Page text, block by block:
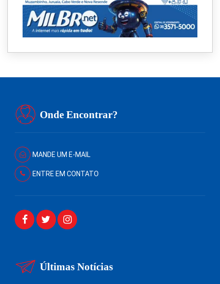
Onde Encontrar?
MANDE UM E-MAIL
ENTRE EM CONTATO
Últimas Notícias